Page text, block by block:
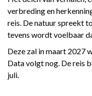
verbreding en
reis. De natuur spreekt
tevens wordt voelbaar
Deze zal in maart 2027
Data volgt nog. De reis
juli.